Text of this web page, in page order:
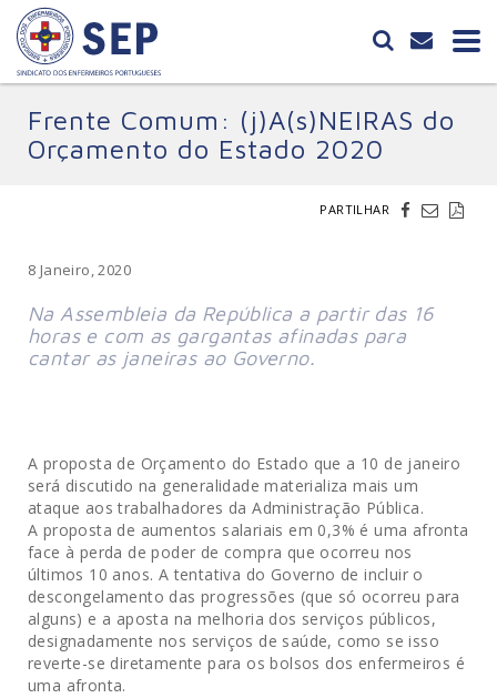
Frente Comum: (j)A(s)NEIRAS do
Orçamento do Estado 2020
PARTILHAR
8 Janeiro, 2020
Na Assembleia da República a partir das 16
horas e com as gargantas afinadas para
cantar as janeiras ao Governo.
A proposta de Orçamento do Estado que a 10 de janeiro
será discutido na generalidade materializa mais um
ataque aos trabalhadores da Administração Pública.
A proposta de aumentos salariais em 0,3% é uma afronta
face à perda de poder de compra que ocorreu nos
últimos 10 anos. A tentativa do Governo de incluir o
descongelamento das progressões (que só ocorreu para
alguns) e a aposta na melhoria dos serviços públicos,
designadamente nos serviços de saúde, como se isso
reverte-se diretamente para os bolsos dos enfermeiros é
uma afronta.